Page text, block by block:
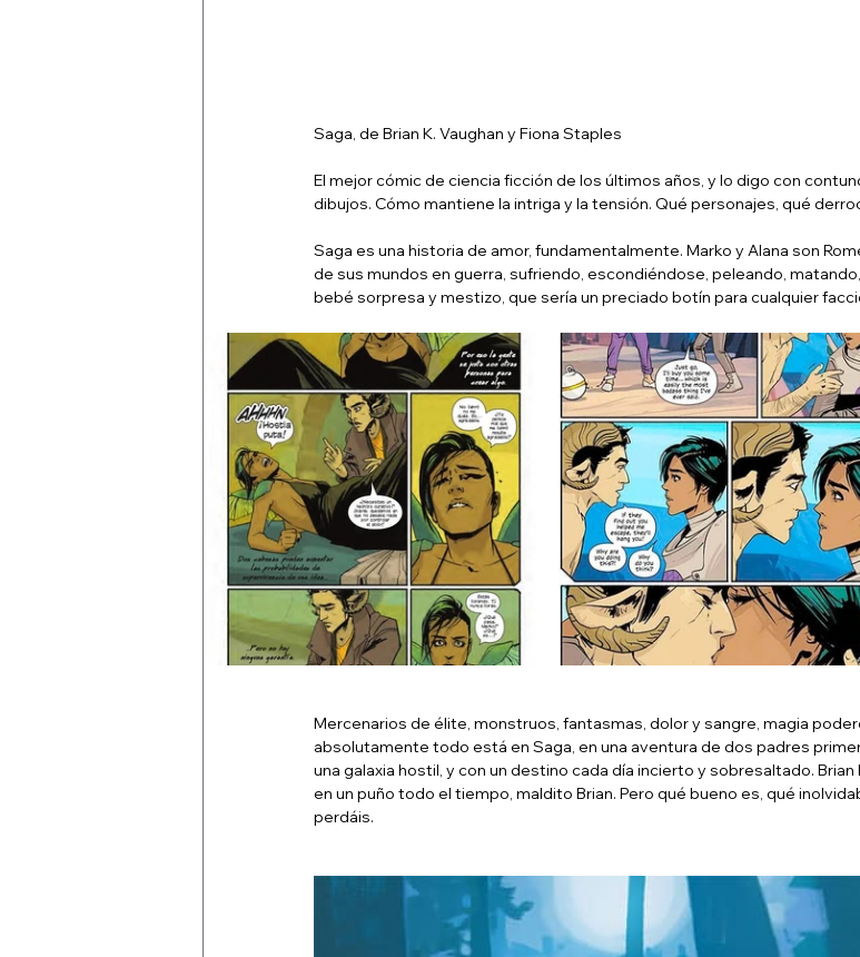
Saga, de Brian K. Vaughan y Fiona Staples
El mejor cómic de ciencia ficción de los últimos años, y lo digo con
dibujos. Cómo mantiene la intriga y la tensión. Qué personajes, qué
Saga es una historia de amor, fundamentalmente. Marko y Alana son
de sus mundos en guerra, sufriendo, escondiéndose, peleando,
bebé sorpresa y mestizo, que sería un preciado botín para cualquier
Mercenarios de élite, monstruos, fantasmas, dolor y sangre, magia
absolutamente todo está en Saga, en una aventura de dos padres
una galaxia hostil, y con un destino cada día incierto y sobresaltado. Brian
en un puño todo el tiempo, maldito Brian. Pero qué bueno es, qué
perdáis.